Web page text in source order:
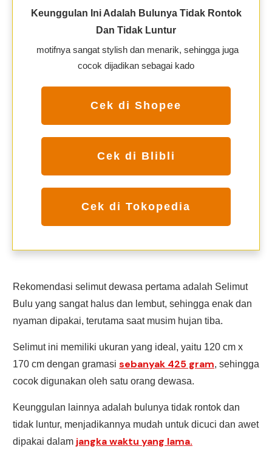
Keunggulan Ini Adalah Bulunya Tidak Rontok
Dan Tidak Luntur
motifnya sangat stylish dan menarik, sehingga juga
cocok dijadikan sebagai kado
Cek di Shopee
Cek di Blibli
Cek di Tokopedia
Rekomendasi selimut dewasa pertama adalah Selimut
Bulu yang sangat halus dan lembut, sehingga enak dan
nyaman dipakai, terutama saat musim hujan tiba.
Selimut ini memiliki ukuran yang ideal, yaitu 120 cm x
170 cm dengan gramasi sebanyak 425 gram, sehingga
cocok digunakan oleh satu orang dewasa.
Keunggulan lainnya adalah bulunya tidak rontok dan
tidak luntur, menjadikannya mudah untuk dicuci dan awet
dipakai dalam jangka waktu yang lama.